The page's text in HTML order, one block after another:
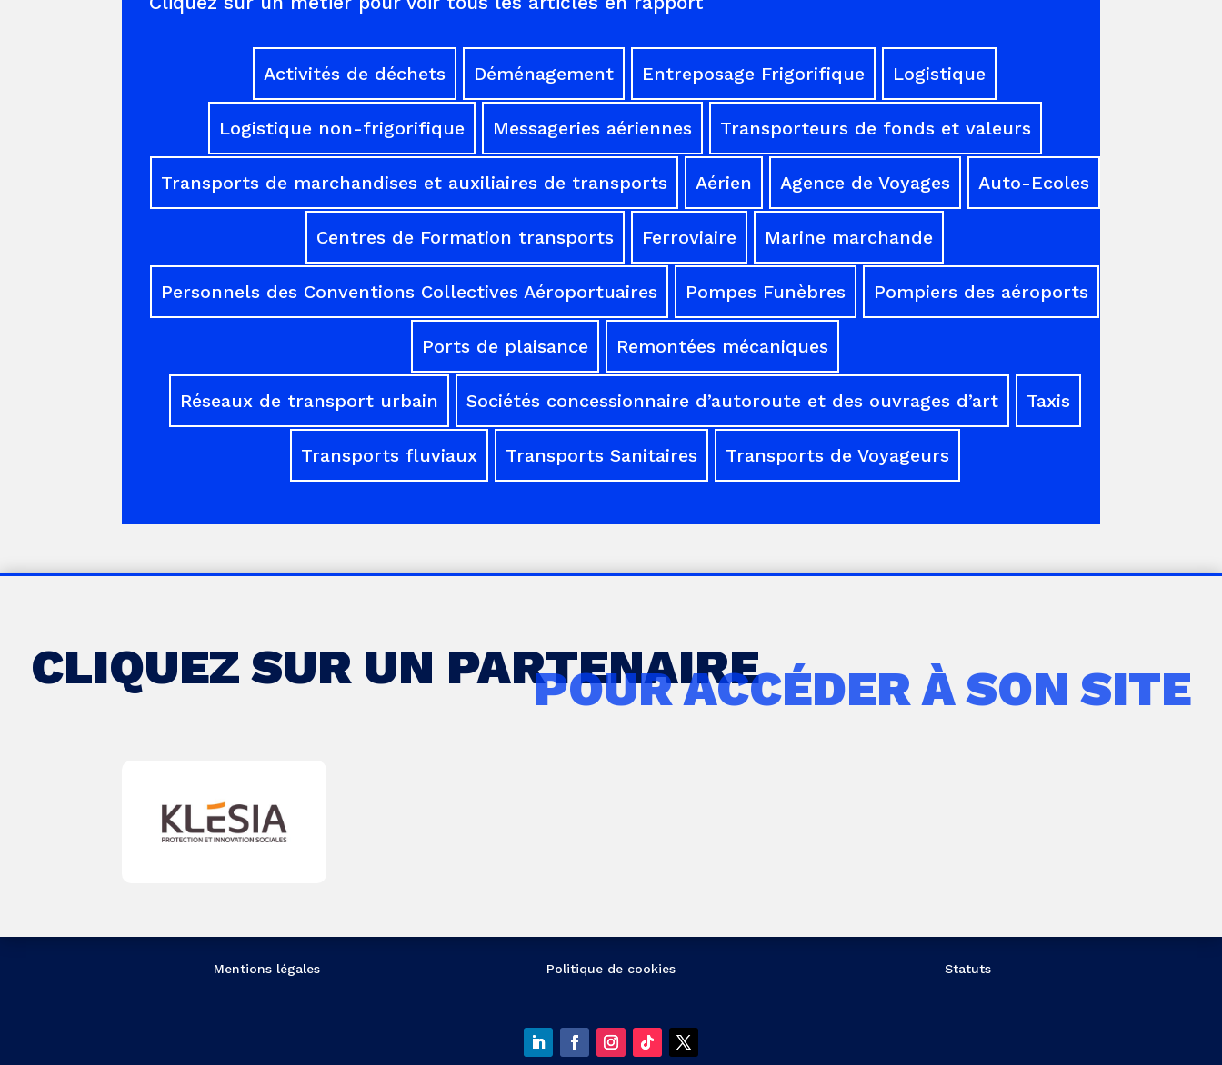
Activités de déchets Déménagement Entreposage Frigorifique Logistique
Logistique non-frigorifique Messageries aériennes Transporteurs de fonds et valeurs
Transports de marchandises et auxiliaires de transports Aérien Agence de Voyages Auto-Ecoles
Centres de Formation transports Ferroviaire Marine marchande
Personnels des Conventions Collectives Aéroportuaires Pompes Funèbres Pompiers des aéroports
Ports de plaisance Remontées mécaniques
Réseaux de transport urbain Sociétés concessionnaire d’autoroute et des ouvrages d’art Taxis
Transports fluviaux Transports Sanitaires Transports de Voyageurs
CLIQUEZ SUR UN PARTENAIREPOUR ACCÉDER À SON SITE
Mentions légales Politique de cookies Statuts